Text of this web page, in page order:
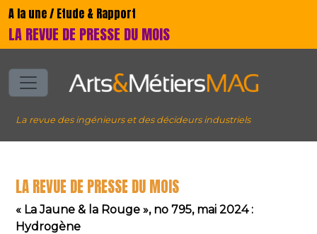
A la une / Etude & Rapport
LA REVUE DE PRESSE DU MOIS
La revue des ingénieurs et des décideurs industriels
LA REVUE DE PRESSE DU MOIS
« La Jaune & la Rouge », no 795, mai 2024 :
Hydrogène